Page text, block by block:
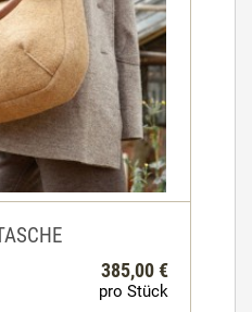
385,00 €
pro Stück